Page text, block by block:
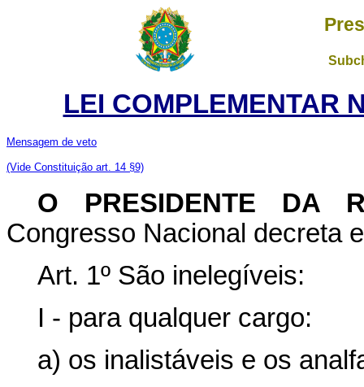
LEI COMPLEMENTAR
Mensagem de veto
(Vide Constituição art. 14 §9)
O PRESIDENTE DA
Congresso Nacional decreta
Art. 1º São inelegíveis:
I - para qualquer cargo:
a) os inalistáveis e os